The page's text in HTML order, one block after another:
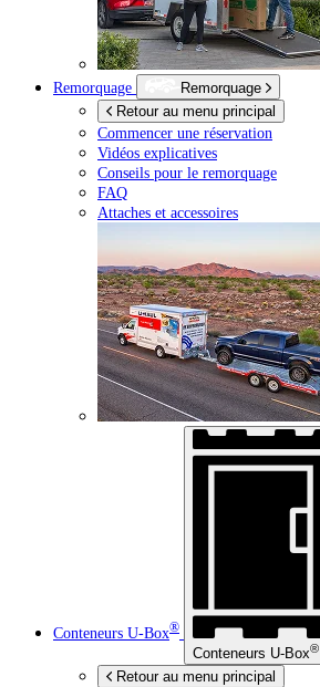
Remorquage
Remorquage
Retour au menu principal
Commencer une réservation
Vidéos explicatives
Conseils pour le remorquage
FAQ
Attaches et accessoires
Conteneurs U-Box®
Conteneurs U-Box®
Retour au menu principal